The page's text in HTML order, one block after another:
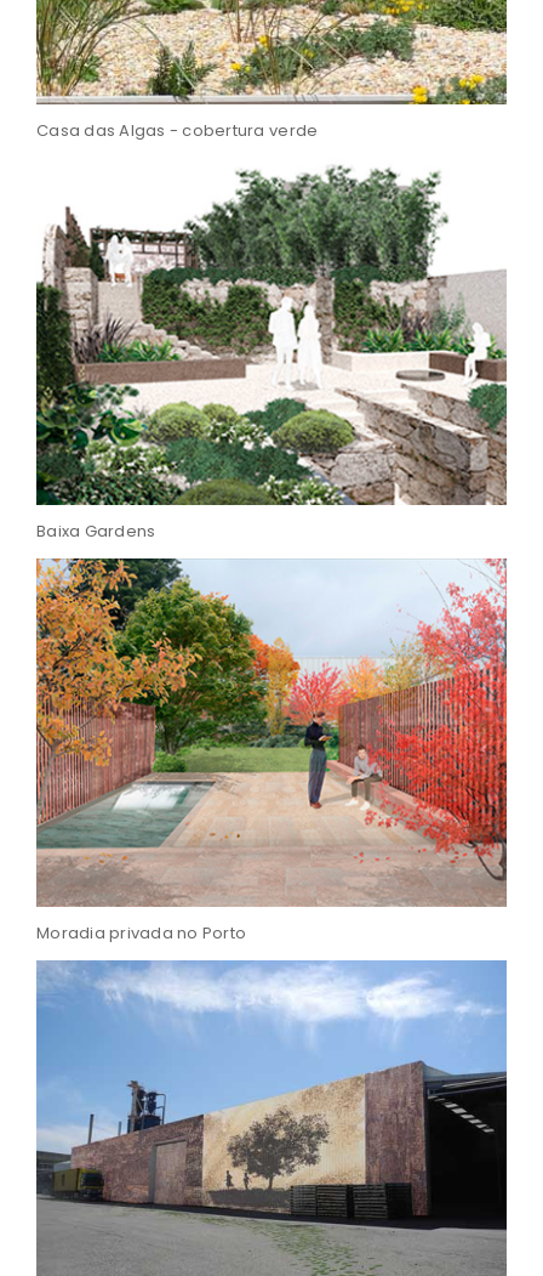
Casa das Algas - cobertura verde
Baixa Gardens
Moradia privada no Porto